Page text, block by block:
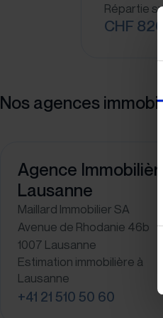
Répartie
CHF
Nos agences
Agence
Lausanne
Maillard Immobilier SA
Avenue de Rhodanie 46b
1007 Lausanne
Estimation immobilière à
Lausanne
+41 21 510 50 60